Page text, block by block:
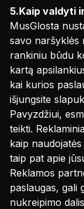
5.Kaip valdyti
MusGlosta
savo naršyklės
rankiniu būdu
kartą
kai kurios
išjungsite
Pavyzdžiui,
teikti.
kaip
taip pat apie
Reklamos
paslaugas, gali
nukreipimo